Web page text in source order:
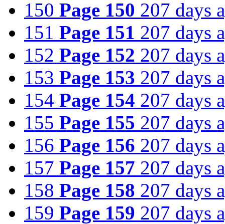
150 Page 150 207 days
151 Page 151 207 days
152 Page 152 207 days
153 Page 153 207 days
154 Page 154 207 days
155 Page 155 207 days
156 Page 156 207 days
157 Page 157 207 days
158 Page 158 207 days
159 Page 159 207 days